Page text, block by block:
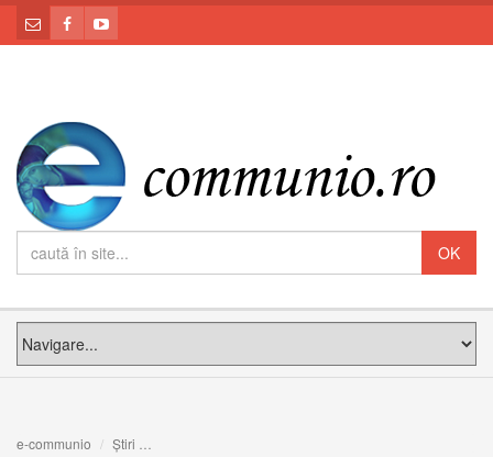
e-communio Știri